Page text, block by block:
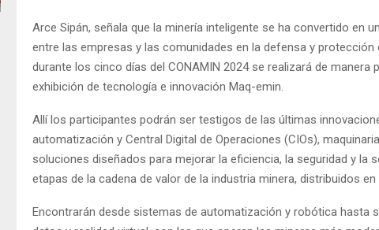
Arce Sipán, señala que la minería inteligente se ha convertido en
entre las empresas y las comunidades en la defensa y protección
durante los cinco días del CONAMIN 2024 se realizará de manera
exhibición de tecnología e innovación Maq-emin.
Allí los participantes podrán ser testigos de las últimas
automatización y Central Digital de Operaciones (CIOs),
soluciones diseñados para mejorar la eficiencia, la seguridad y la
etapas de la cadena de valor de la industria minera, distribuidos
Encontrarán desde sistemas de automatización y robótica hasta